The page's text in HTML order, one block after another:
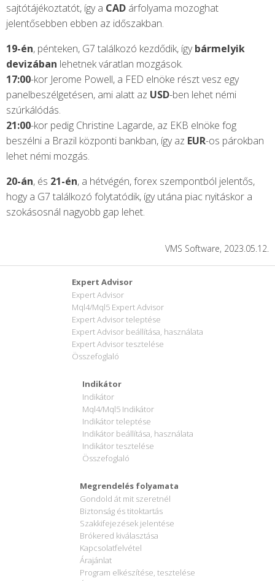
sajtótájékoztatót, így a CAD árfolyama mozoghat
jelentősebben ebben az időszakban.
19-én, pénteken, G7 találkozó kezdődik, ígybármelyik
devizában lehetnek váratlan mozgások.
17:00-kor Jerome Powell, a FED elnöke részt vesz egy
panelbeszélgetésen, ami alatt az USD-ben lehet némi
szúrkálódás.
21:00-kor pedig Christine Lagarde, az EKB elnöke fog
beszélni a Brazil központi bankban, így az EUR-os párokban
lehet némi mozgás.
20-án, és 21-én, a hétvégén, forex szempontból jelentős,
hogy a G7 találkozó folytatódik, így utána piac nyitáskor a
szokásosnál nagyobb gap lehet.
VMS Software, 2023.05.12.
Expert Advisor
Expert Advisor
Mql4/Mql5 Expert Advisor
Expert Advisor teleptése
Expert Advisor beállítása, használata
Expert Advisor tesztelése
Összefoglaló
Indikátor
Indikátor
Mql4/Mql5 Indikátor
Indikátor teleptése
Indikátor beállítása, használata
Indikátor tesztelése
Összefoglaló
Megrendelés folyamata
Gondold át mit szeretnél
Biztonság és titoktartás
Szakkifejezések jelentése
Brókered kiválasztása
Kapcsolatfelvétel
Árajánlat
Program elkészítése, tesztelése